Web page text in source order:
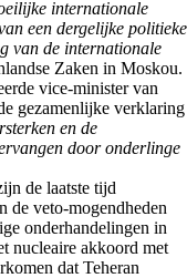
internationale
een dergelijke politieke
van de internationale
Zaken in Moskou.
vice-minister van
gezamenlijke verklaring
en de
door onderlinge
de laatste tijd
de veto-mogendheden
onderhandelingen in
nucleaire akkoord met
dat Teheran